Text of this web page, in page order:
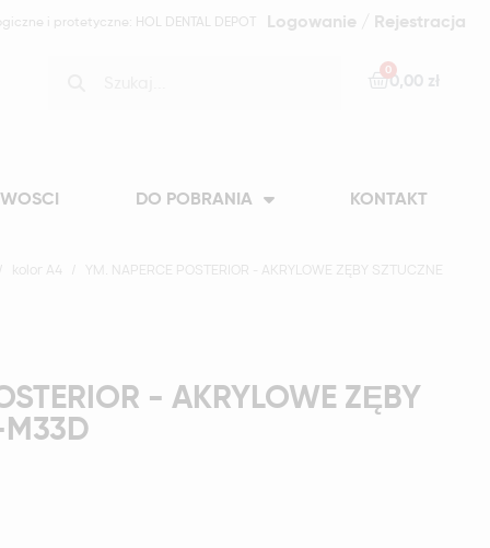
i protetyczne: HOL DENTAL DEPOT Logowanie / Rejestracja
0,00 zł
DO POBRANIA KONTAKT
kolor A4 YM. NAPERCE POSTERIOR - AKRYLOWE ZĘBY SZTUCZNE
- AKRYLOWE ZĘBY